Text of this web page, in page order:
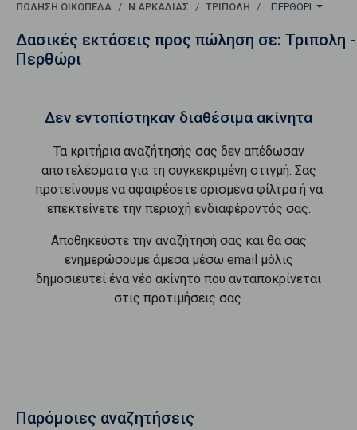
ΠΏΛΗΣΗ ΟΙΚΌΠΕΔΑ Ν.ΑΡΚΑΔΙΑΣ ΤΡΙΠΟΛΗ ΠΕΡΘΏΡΙ
Δασικές εκτάσεις προς πώληση σε: Τριπολη -
Περθώρι
Δεν εντοπίστηκαν διαθέσιμα ακίνητα
Τα κριτήρια αναζήτησής σας δεν απέδωσαν
αποτελέσματα για τη συγκεκριμένη στιγμή. Σας
προτείνουμε να αφαιρέσετε ορισμένα φίλτρα ή να
επεκτείνετε την περιοχή ενδιαφέροντός σας.
Αποθηκεύστε την αναζήτησή σας και θα σας
ενημερώσουμε άμεσα μέσω email μόλις
δημοσιευτεί ένα νέο ακίνητο που ανταποκρίνεται
στις προτιμήσεις σας.
Παρόμοιες αναζητήσεις